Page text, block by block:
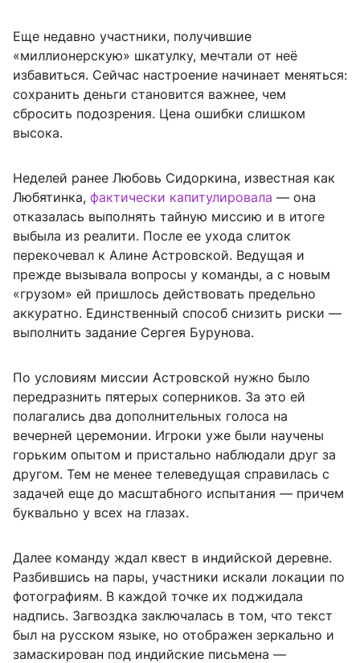
Еще недавно участники, получившие
«миллионерскую» шкатулку, мечтали от неё
избавиться. Сейчас настроение начинает меняться:
сохранить деньги становится важнее, чем
сбросить подозрения. Цена ошибки слишком
высока.
Неделей ранее Любовь Сидоркина, известная как
Любятинка, фактически капитулировала — она
отказалась выполнять тайную миссию и в итоге
выбыла из реалити. После ее ухода слиток
перекочевал к Алине Астровской. Ведущая и
прежде вызывала вопросы у команды, а с новым
«грузом» ей пришлось действовать предельно
аккуратно. Единственный способ снизить риски —
выполнить задание Сергея Бурунова.
По условиям миссии Астровской нужно было
передразнить пятерых соперников. За это ей
полагались два дополнительных голоса на
вечерней церемонии. Игроки уже были научены
горьким опытом и пристально наблюдали друг за
другом. Тем не менее телеведущая справилась с
задачей еще до масштабного испытания — причем
буквально у всех на глазах.
Далее команду ждал квест в индийской деревне.
Разбившись на пары, участники искали локации по
фотографиям. В каждой точке их поджидала
надпись. Загвоздка заключалась в том, что текст
был на русском языке, но отображен зеркально и
замаскирован под индийские письмена —